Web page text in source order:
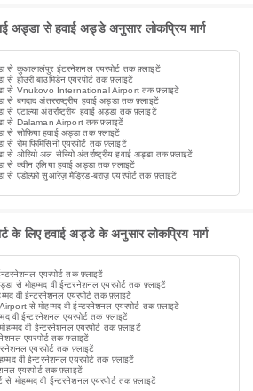
अड्डा से हवाई अड्डे अनुसार लोकप्रिय मार्ग
से कुआलालंपुर इंटरनेशनल एयरपोर्ट तक फ़्लाइटें
से होउरी बाउमिडेन एयरपोर्ट तक फ़्लाइटें
से Vnukovo International Airport तक फ़्लाइटें
से बगदाद अंतरराष्ट्रीय हवाई अड्डा तक फ़्लाइटें
से एंटाल्या अंतर्राष्ट्रीय हवाई अड्डा तक फ़्लाइटें
से Dalaman Airport तक फ़्लाइटें
से सोफिया हवाई अड्डा तक फ़्लाइटें
से रोम फिमिसिनो एयरपोर्ट तक फ़्लाइटें
से ओरियो अल सेरियो अंतर्राष्ट्रीय हवाई अड्डा तक फ़्लाइटें
से क्वीन एलिया हवाई अड्डा तक फ़्लाइटें
से एडोल्फ़ो सुआरेज़ मैड्रिड-बराज़ एयरपोर्ट तक फ़्लाइटें
के लिए हवाई अड्डे के अनुसार लोकप्रिय मार्ग
एयरपोर्ट तक फ़्लाइटें
से मोहम्मद वी ईन्टरनेशनल एयरपोर्ट तक फ़्लाइटें
वी ईन्टरनेशनल एयरपोर्ट तक फ़्लाइटें
से मोहम्मद वी ईन्टरनेशनल एयरपोर्ट तक फ़्लाइटें
वी ईन्टरनेशनल एयरपोर्ट तक फ़्लाइटें
मोहम्मद वी ईन्टरनेशनल एयरपोर्ट तक फ़्लाइटें
एयरपोर्ट तक फ़्लाइटें
एयरपोर्ट तक फ़्लाइटें
वी ईन्टरनेशनल एयरपोर्ट तक फ़्लाइटें
एयरपोर्ट तक फ़्लाइटें
से मोहम्मद वी ईन्टरनेशनल एयरपोर्ट तक फ़्लाइटें